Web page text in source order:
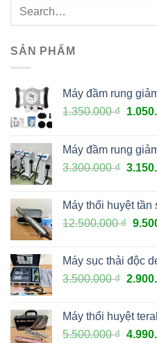
SẢN PHẨM
Máy đầm rung
1.350.000₫
Máy đầm rung
3.300.000₫
Máy thổi huyệt tần
12.500.000₫
Máy sục thải độc
3.500.000₫
Máy thổi huyệt
5.500.000₫